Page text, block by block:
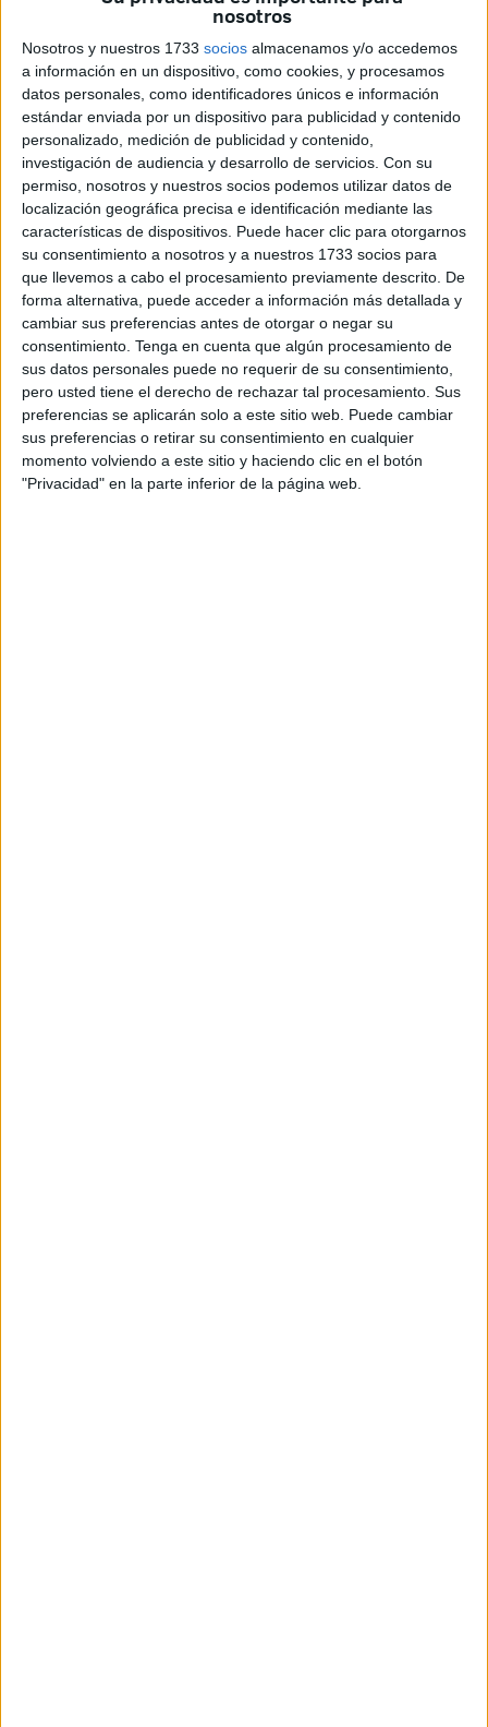
nosotros
Nosotros y nuestros 1733 socios almacenamos y/o accedemos
a información en un dispositivo, como cookies, y procesamos
datos personales, como identificadores únicos e información
estándar enviada por un dispositivo para publicidad y contenido
personalizado, medición de publicidad y contenido,
investigación de audiencia y desarrollo de servicios. Con su
permiso, nosotros y nuestros socios podemos utilizar datos de
localización geográfica precisa e identificación mediante las
características de dispositivos. Puede hacer clic para otorgarnos
su consentimiento a nosotros y a nuestros 1733 socios para
que llevemos a cabo el procesamiento previamente descrito. De
forma alternativa, puede acceder a información más detallada y
cambiar sus preferencias antes de otorgar o negar su
consentimiento. Tenga en cuenta que algún procesamiento de
sus datos personales puede no requerir de su consentimiento,
pero usted tiene el derecho de rechazar tal procesamiento. Sus
preferencias se aplicarán solo a este sitio web. Puede cambiar
sus preferencias o retirar su consentimiento en cualquier
momento volviendo a este sitio y haciendo clic en el botón
"Privacidad" en la parte inferior de la página web.
Jenni Hermoso: "No lo aprobé"
En repetidas ocasiones ha asegurado Jenni Hermoso que
ni aprobó ni consintió ni propició el beso de Rubiales tras
la final del Mundial, segundos después de saludar a la
reina y a la infanta Sofía en el palco de autoridades, aquel
20 de agosto de 2023.
Durante el saludo, ella le dijo "la que hemos liado"; él
pegó un brinco y afirmó "sin ti no lo hubiéramos
conseguido". "Lo siguiente fueron sus manos en mis
orejas y lo siguiente es el beso", ha indicado, y ha
reiterado que en ningún momento escuchó a Rubiales
preguntarle si podía darle "un piquito" o "un besito", como
este sostiene; y si lo hubiese oído, ha recalcado, no habría
accedido.